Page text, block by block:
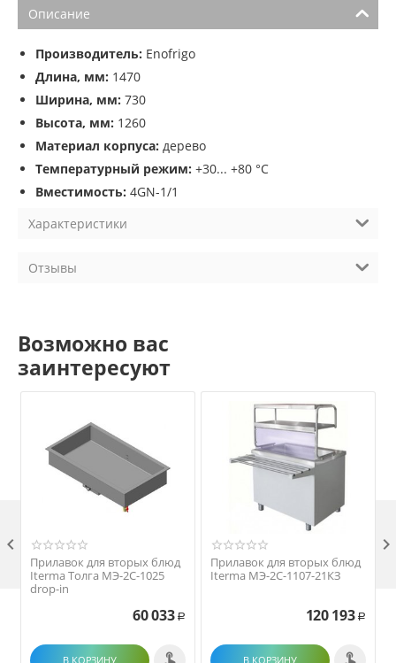
Описание
Производитель: Enofrigo
Длина, мм: 1470
Ширина, мм: 730
Высота, мм: 1260
Материал корпуса: дерево
Температурный режим: +30... +80 °C
Вместимость: 4GN-1/1
Характеристики
Отзывы
Возможно вас
заинтересуют
Прилавок для вторых блюд
Iterma Толга МЭ-2С-1025
drop-in
60 033 Р
В КОРЗИНУ
Прилавок для вторых блюд
Iterma МЭ-2С-1107-21КЗ
120 193 Р
В КОРЗИНУ
 